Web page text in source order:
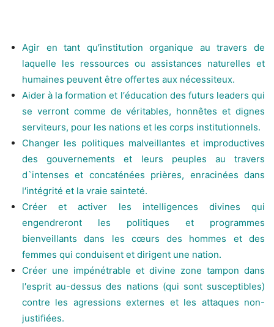
Agir en tant qu′institution organique au travers de
laquelle les ressources ou assistances naturelles et
humaines peuvent être offertes aux nécessiteux.
Aider à la formation et l′éducation des futurs leaders qui
se verront comme de véritables, honnêtes et dignes
serviteurs, pour les nations et les corps institutionnels.
Changer les politiques malveillantes et improductives
des gouvernements et leurs peuples au travers
d`intenses et concaténées prières, enracinées dans
l′intégrité et la vraie sainteté.
Créer et activer les intelligences divines qui
engendreront les politiques et programmes
bienveillants dans les cœurs des hommes et des
femmes qui conduisent et dirigent une nation.
Créer une impénétrable et divine zone tampon dans
l′esprit au-dessus des nations (qui sont susceptibles)
contre les agressions externes et les attaques non-
justifiées.